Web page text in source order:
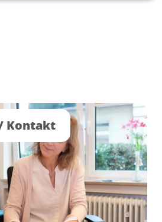
Kontakt